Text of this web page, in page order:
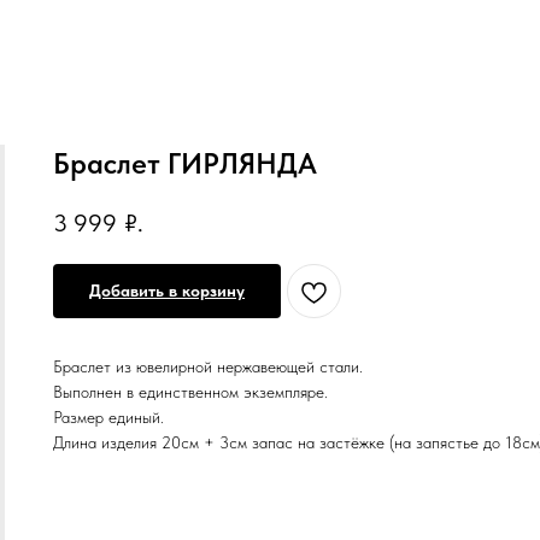
Браслет ГИРЛЯНДА
3 999 ₽.
Добавить в корзину
Браслет из ювелирной нержавеющей стали.
Выполнен в единственном экземпляре.
Размер единый.
Длина изделия 20см + 3см запас на застёжке (на запястье до